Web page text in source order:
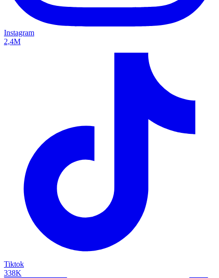
Instagram
2,4M
Tiktok
338K